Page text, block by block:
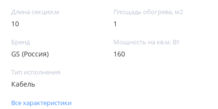
Длина секции,м
10
Площадь обогрева, м2
1
Бренд
GS (Россия)
Мощность на кв.м, Вт
160
Тип исполнения
Кабель
Все характеристики